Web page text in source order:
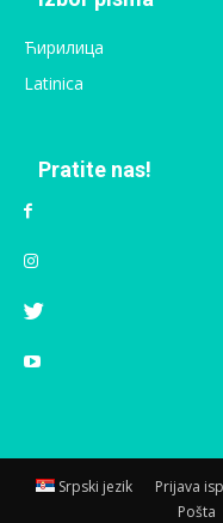
Ћирилица
Latinica
Pratite nas!
Srpski jezik Prijava
Pošta